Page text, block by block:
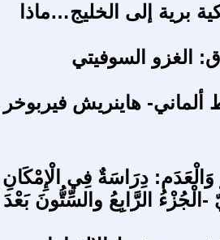
برية إلى الخليج…ماذا
الغزو السوفيتي
ضابط ألماني- هاينريش فيربوخر
وَالْعَدَم: دِرَاسَةٌ فِي الْإِمْكَانِ
الْجُزْءُ الرَّابِعُ والسِّتُّونَ بَعْدَ